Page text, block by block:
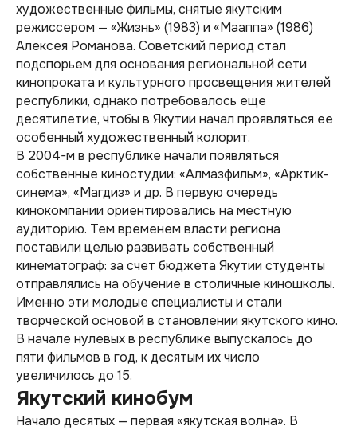
художественные фильмы, снятые якутским
режиссером — «Жизнь» (1983) и «Мааппа» (1986)
Алексея Романова. Советский период стал
подспорьем для основания региональной сети
кинопроката и культурного просвещения жителей
республики, однако потребовалось еще
десятилетие, чтобы в Якутии начал проявляться ее
особенный художественный колорит.
В 2004-м в республике начали появляться
собственные киностудии: «Алмазфильм», «Арктик-
синема», «Магдиз» и др. В первую очередь
кинокомпании ориентировались на местную
аудиторию. Тем временем власти региона
поставили целью развивать собственный
кинематограф: за счет бюджета Якутии студенты
отправлялись на обучение в столичные киношколы.
Именно эти молодые специалисты и стали
творческой основой в становлении якутского кино.
В начале нулевых в республике выпускалось до
пяти фильмов в год, к десятым их число
увеличилось до 15.
Якутский кинобум
Начало десятых — первая «якутская волна». В